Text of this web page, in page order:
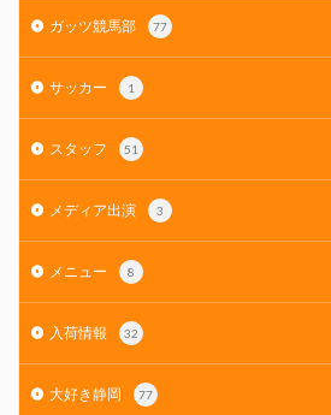
ガッツ競馬部 77
サッカー 1
スタッフ 51
メディア出演 3
メニュー 8
入荷情報 32
大好き静岡 77